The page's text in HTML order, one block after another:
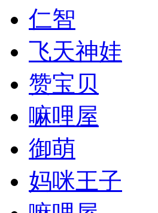
仁智
飞天神娃
赞宝贝
嘛哩屋
御萌
妈咪王子